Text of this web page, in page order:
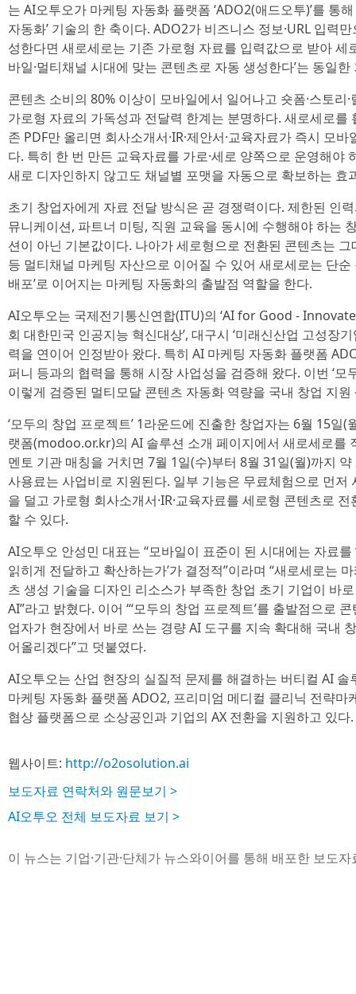
는 AI오투오가 마케팅 자동화 플랫폼 ‘ADO2(애드오투)’를 통
자동화’ 기술의 한 축이다. ADO2가 비즈니스 정보·URL 입력
성한다면 새로세로는 기존 가로형 자료를 입력값으로 받아 세
바일·멀티채널 시대에 맞는 콘텐츠로 자동 생성한다’는 동일
콘텐츠 소비의 80% 이상이 모바일에서 일어나고 숏폼·스토리·
가로형 자료의 가독성과 전달력 한계는 분명하다. 새로세로를
존 PDF만 올리면 회사소개서·IR·제안서·교육자료가 즉시 모
다. 특히 한 번 만든 교육자료를 가로·세로 양쪽으로 운영해야
새로 디자인하지 않고도 채널별 포맷을 자동으로 확보하는 효
초기 창업자에게 자료 전달 방식은 곧 경쟁력이다. 제한된 인
뮤니케이션, 파트너 미팅, 직원 교육을 동시에 수행해야 하는
션이 아닌 기본값이다. 나아가 세로형으로 전환된 콘텐츠는 그
등 멀티채널 마케팅 자산으로 이어질 수 있어 새로세로는 단
배포’로 이어지는 마케팅 자동화의 출발점 역할을 한다.
AI오투오는 국제전기통신연합(ITU)의 ‘AI for Good -
회 대한민국 인공지능 혁신대상’, 대구시 ‘미래신산업 고성장
력을 연이어 인정받아 왔다. 특히 AI 마케팅 자동화 플랫폼
퍼니 등과의 협력을 통해 시장 사업성을 검증해 왔다. 이번 ‘모
이렇게 검증된 멀티모달 콘텐츠 자동화 역량을 국내 창업 지
‘모두의 창업 프로젝트’ 1라운드에 진출한 창업자는 6월 15일(
랫폼(modoo.or.kr)의 AI 솔루션 소개 페이지에서 새로세로를
멘토 기관 매칭을 거치면 7월 1일(수)부터 8월 31일(월)까지
사용료는 사업비로 지원된다. 일부 기능은 무료체험으로 먼저
을 덜고 가로형 회사소개서·IR·교육자료를 세로형 콘텐츠로
할 수 있다.
AI오투오 안성민 대표는 “모바일이 표준이 된 시대에는 자료를
읽히게 전달하고 확산하는가’가 결정적”이라며 “새로세로는
츠 생성 기술을 디자인 리소스가 부족한 창업 초기 기업이 바
AI”라고 밝혔다. 이어 “‘모두의 창업 프로젝트’를 출발점으로
업자가 현장에서 바로 쓰는 경량 AI 도구를 지속 확대해 국내
어올리겠다”고 덧붙였다.
AI오투오는 산업 현장의 실질적 문제를 해결하는 버티컬 AI
마케팅 자동화 플랫폼 ADO2, 프리미엄 메디컬 클리닉 전략
협상 플랫폼으로 소상공인과 기업의 AX 전환을 지원하고 있다.
웹사이트: http://o2osolution.ai
보도자료 연락처와 원문보기 >
AI오투오 전체 보도자료 보기 >
이 뉴스는 기업·기관·단체가 뉴스와이어를 통해 배포한 보도